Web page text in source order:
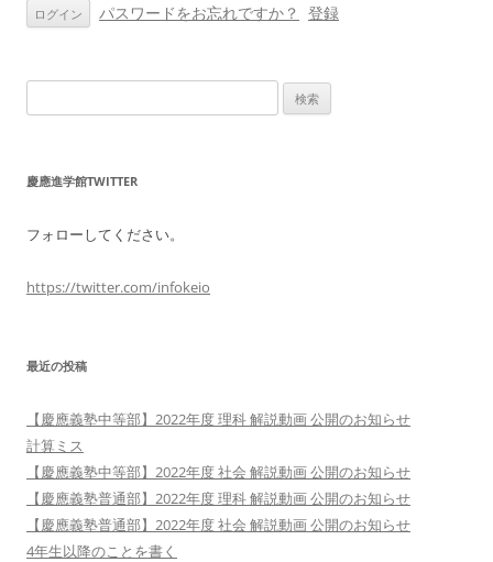
パスワードをお忘れですか？ 登録
索:
慶應進学館TWITTER
フォローしてください。
https://twitter.com/infokeio
最近の投稿
【慶應義塾中等部】2022年度 理科 解説動画 公開のお知らせ
計算ミス
【慶應義塾中等部】2022年度 社会 解説動画 公開のお知らせ
【慶應義塾普通部】2022年度 理科 解説動画 公開のお知らせ
【慶應義塾普通部】2022年度 社会 解説動画 公開のお知らせ
4年生以降のことを書く